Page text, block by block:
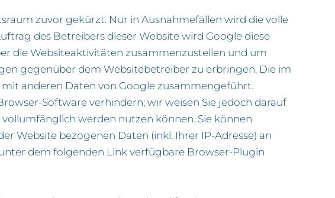
zuvor gekürzt. Nur in Ausnahmefällen wird die volle
des Betreibers dieser Website wird Google diese
die Websiteaktivitäten zusammenzustellen und um
gegenüber dem Websitebetreiber zu erbringen. Die im
anderen Daten von Google zusammengeführt.
Software verhindern; wir weisen Sie jedoch darauf
werden nutzen können. Sie können
Website bezogenen Daten (inkl. Ihrer IP-Adresse) an
dem folgenden Link verfügbare Browser-Plugin